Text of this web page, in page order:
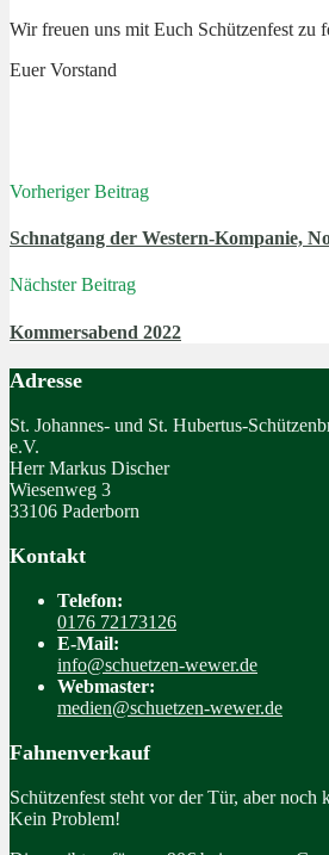
Wir freuen uns mit Euch Schützenfest zu
Euer Vorstand
Vorheriger Beitrag
Schnatgang der Western-Kompanie,
Nächster Beitrag
Kommersabend 2022
Adresse
St. Johannes- und St. Hubertus-
e.V.
Herr Markus Discher
Wiesenweg 3
33106 Paderborn
Kontakt
Telefon:
0176 72173126
E-Mail:
info@schuetzen-wewer.de
Webmaster:
medien@schuetzen-wewer.de
Fahnenverkauf
Schützenfest steht vor der Tür, aber noch
Kein Problem!